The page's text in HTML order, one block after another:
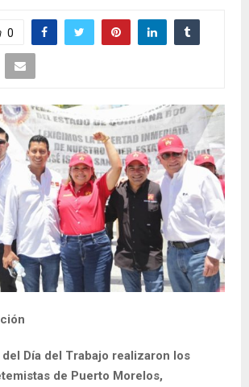
0
Día del Trabajo realizaron los
de Puerto Morelos,